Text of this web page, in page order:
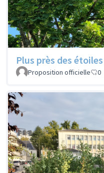
Plus près des étoiles
Proposition officielle 0